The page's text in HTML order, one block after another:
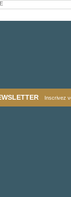
Inscrivez